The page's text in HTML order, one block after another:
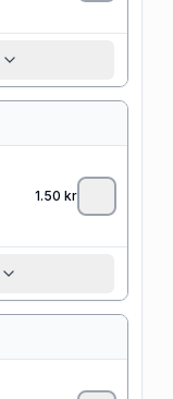
1.50 kr